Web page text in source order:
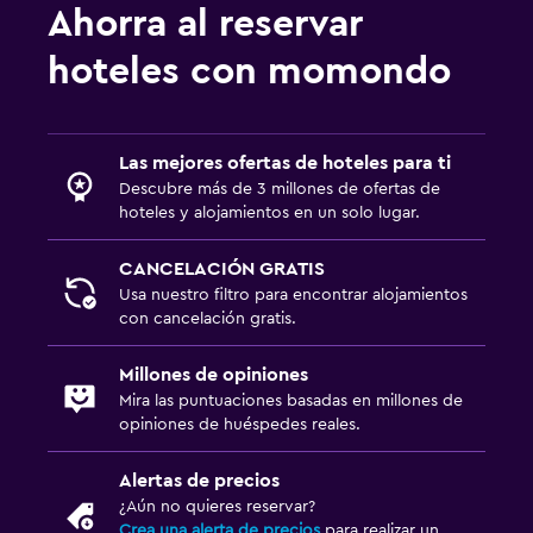
Aire libre
Zona de trabajo
Escritorio
Sala de estar/TV compartida
Ahorra al reservar
hoteles con momondo
Las mejores ofertas de hoteles para ti
Descubre más de 3 millones de ofertas de
hoteles y alojamientos en un solo lugar.
CANCELACIÓN GRATIS
Usa nuestro filtro para encontrar alojamientos
con cancelación gratis.
Millones de opiniones
Mira las puntuaciones basadas en millones de
opiniones de huéspedes reales.
Alertas de precios
¿Aún no quieres reservar?